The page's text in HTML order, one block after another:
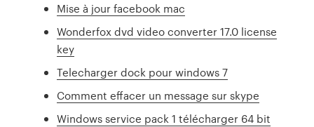
Mise à jour facebook mac
Wonderfox dvd video converter 17.0 license
key
Telecharger dock pour windows 7
Comment effacer un message sur skype
Windows service pack 1 télécharger 64 bit